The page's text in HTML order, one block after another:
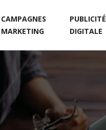
CAMPAGNES
MARKETING
PUBLICITÉ
DIGITALE